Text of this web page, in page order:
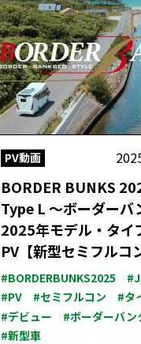
PV動画
BORDER BUNKS
Type L ～ボーダーバ
2025年モデル・タイ
PV【新型セミフルコ
#BORDERBUNKS2025
#PV
#セミフルコン
#タ
#デビュー
#ボーダーバン
#新型車